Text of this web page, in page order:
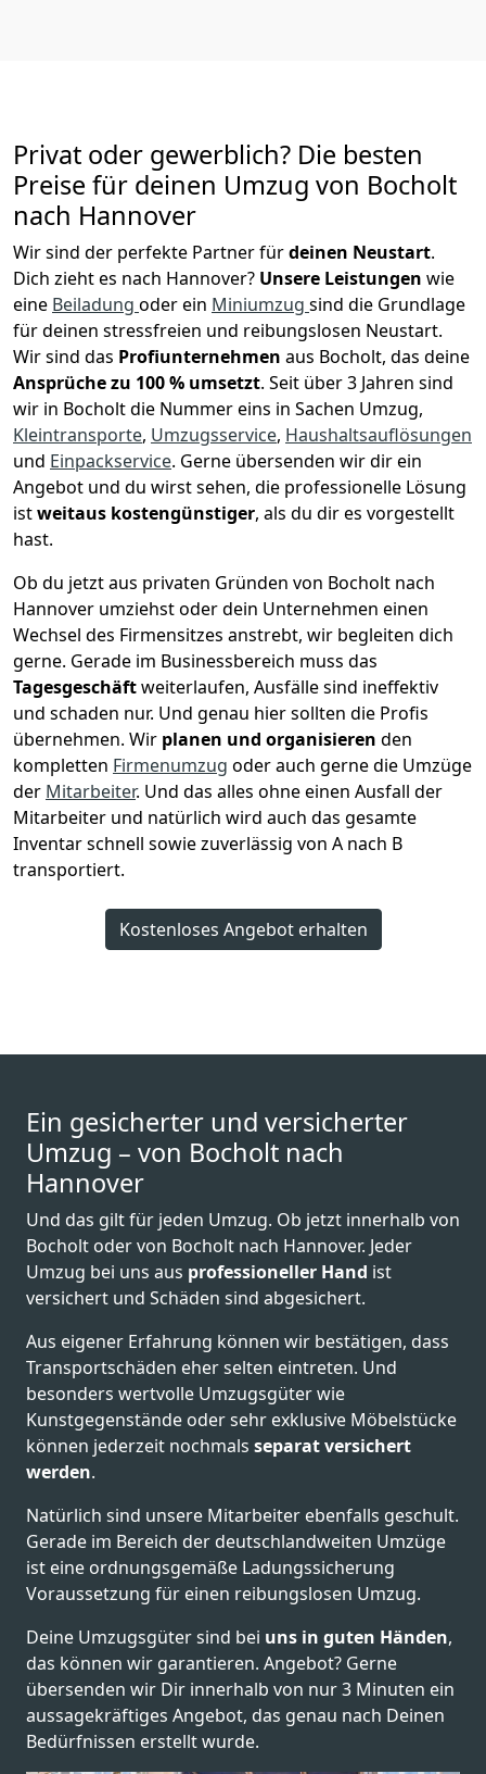
Privat oder gewerblich? Die besten
Preise für deinen Umzug von Bocholt
nach Hannover
Wir sind der perfekte Partner fürdeinen Neustart.
Dich zieht es nach Hannover? Unsere Leistungen wie
eine Beiladung oder ein Miniumzug sind die Grundlage
für deinen stressfreien und reibungslosen Neustart.
Wir sind das Profiunternehmen aus Bocholt, das deine
Ansprüche zu 100 % umsetzt. Seit über 3 Jahren sind
wir in Bocholt die Nummer eins in Sachen Umzug,
Kleintransporte, Umzugsservice, Haushaltsauflösungen
und Einpackservice. Gerne übersenden wir dir ein
Angebot und du wirst sehen, die professionelle Lösung
istweitaus kostengünstiger, als du dir es vorgestellt
hast.
Ob du jetzt aus privaten Gründen von Bocholt nach
Hannover umziehst oder dein Unternehmen einen
Wechsel des Firmensitzes anstrebt, wir begleiten dich
gerne. Gerade im Businessbereich muss das
Tagesgeschäftweiterlaufen, Ausfälle sind ineffektiv
und schaden nur. Und genau hier sollten die Profis
übernehmen. Wir planen und organisieren den
kompletten Firmenumzug oder auch gerne die Umzüge
der Mitarbeiter. Und das alles ohne einen Ausfall der
Mitarbeiter und natürlich wird auch das gesamte
Inventar schnell sowie zuverlässig von A nach B
transportiert.
Kostenloses Angebot erhalten
Ein gesicherter und versicherter
Umzug – von Bocholt nach
Hannover
Und das gilt für jeden Umzug. Ob jetzt innerhalb von
Bocholt oder von Bocholt nach Hannover. Jeder
Umzug bei uns aus professioneller Hand ist
versichert und Schäden sind abgesichert.
Aus eigener Erfahrung können wir bestätigen, dass
Transportschäden eher selten eintreten. Und
besonders wertvolle Umzugsgüter wie
Kunstgegenstände oder sehr exklusive Möbelstücke
können jederzeit nochmals separat versichert
werden.
Natürlich sind unsere Mitarbeiter ebenfalls geschult.
Gerade im Bereich der deutschlandweiten Umzüge
ist eine ordnungsgemäße Ladungssicherung
Voraussetzung für einen reibungslosen Umzug.
Deine Umzugsgüter sind bei uns in guten Händen,
das können wir garantieren. Angebot? Gerne
übersenden wir Dir innerhalb von nur 3 Minuten ein
aussagekräftiges Angebot, das genau nach Deinen
Bedürfnissen erstellt wurde.